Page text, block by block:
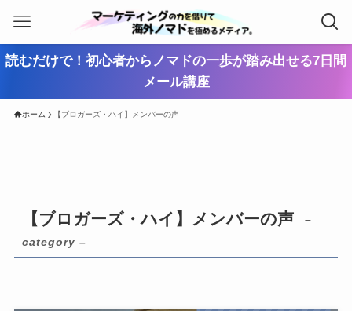
読むだけで！初心者からノマドの一歩が踏み出せる7日間
メール講座
ホーム 【ブロガーズ・ハイ】メンバーの声
【ブロガーズ・ハイ】メンバーの声
–
category –